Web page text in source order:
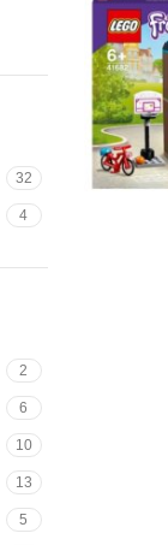
32
4
2
6
10
13
5